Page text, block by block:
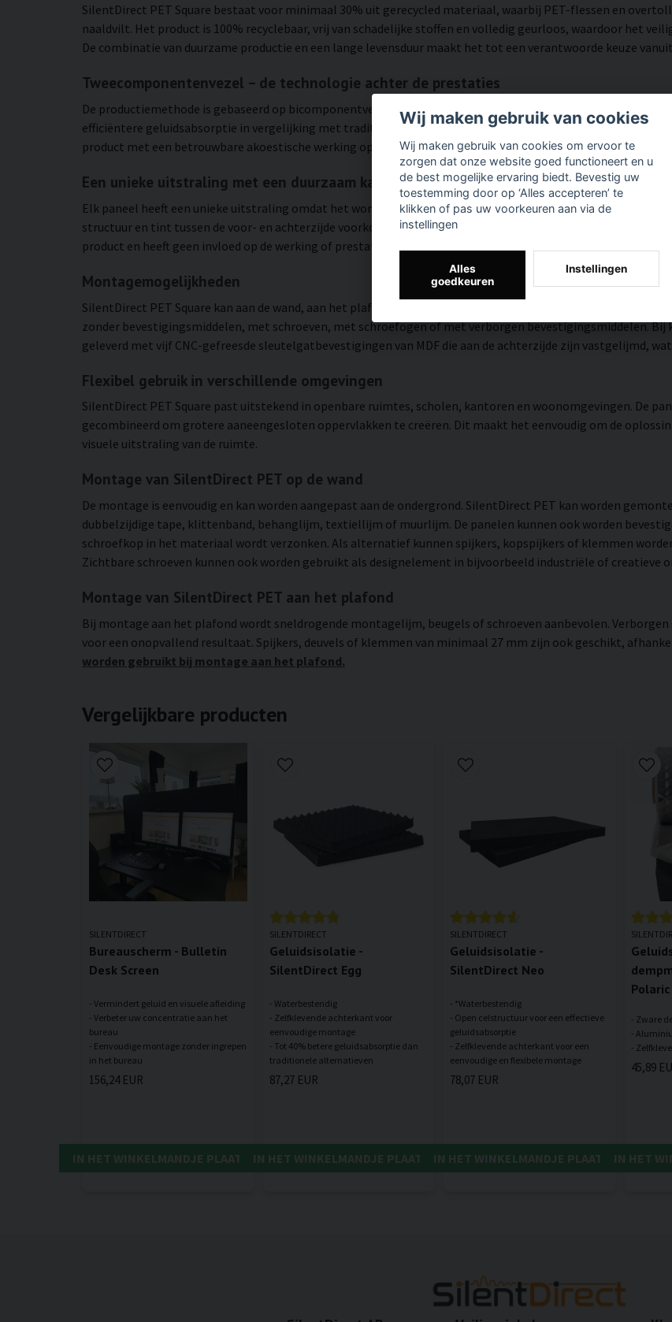
SilentDirect PET Square bestaat voor minimaal 30% uit gerecycled materiaal, waarbij PET-flessen en
naaldvilt. Het product is 100% recyclebaar, vrij van schadelijke stoffen en volledig geurloos, waardoor het
De combinatie van duurzame productie en een lange levensduur maakt het tot een verantwoorde keuze
Tweecomponentenvezel – de technologie achter de prestaties
De productiemethode is gebaseerd op bicomponentvezel, wat een meer open structuur creëert met een
efficiëntere geluidsabsorptie in vergelijking met traditioneel vormgeperst polyester. Het resultaat is een
product met een betrouwbare akoestische werking op de lange termijn.
Een unieke uitstraling met een duurzaam karakter
Elk paneel heeft een unieke uitstraling omdat het wordt vervaardigd uit gerecyclede materialen, zoals PET-
structuur en tint tussen de voor- en achterzijde voorkomen, wat elk paneel een eigen karakter geeft. Dit is
product en heeft geen invloed op de werking of prestaties ervan.
Montagemogelijkheden
SilentDirect PET Square kan aan de wand, aan het plafond of in een draagconstructie worden gemonteerd.
zonder bevestigingsmiddelen, met schroeven, met schroefogen of met verborgen bevestigingsmiddelen.
geleverd met vijf CNC-gefreesde sleutelgatbevestigingen van MDF die aan de achterzijde zijn vastgelijmd,
Flexibel gebruik in verschillende omgevingen
SilentDirect PET Square past uitstekend in openbare ruimtes, scholen, kantoren en woonomgevingen. De
gecombineerd om grotere aaneengesloten oppervlakken te creëren. Dit maakt het eenvoudig om de
visuele uitstraling van de ruimte.
Montage van SilentDirect PET op de wand
De montage is eenvoudig en kan worden aangepast aan de ondergrond. SilentDirect PET kan worden
dubbelzijdige tape, klittenband, behanglijm, textiellijm of muurlijm. De panelen kunnen ook worden
schroefkop in het materiaal wordt verzonken. Als alternatief kunnen spijkers, kopspijkers of klemmen
Zichtbare schroeven kunnen ook worden gebruikt als designelement in bijvoorbeeld industriële of creatieve
Montage van SilentDirect PET aan het plafond
Bij montage aan het plafond wordt sneldrogende montagelijm, beugels of schroeven aanbevolen.
voor een onopvallend resultaat. Spijkers, deuvels of klemmen van minimaal 27 mm zijn ook geschikt,
worden gebruikt bij montage aan het plafond.
Vergelijkbare producten
SILENTDIRECT
Bureauscherm - Bulletin
Desk Screen
- Vermindert geluid en visuele afleiding
- Verbeter uw concentratie aan het
bureau
- Eenvoudige montage zonder ingrepen
156,24 EUR
IN HET WINKELMANDJE PLAATSEN
SILENTDIRECT
Geluidsisolatie -
SilentDirect Egg
- Waterbestendig
- Zelfklevende achterkant voor
eenvoudige montage
- Tot 40% betere geluidsabsorptie dan
87,27 EUR
IN HET WINKELMANDJE PLAATSEN
SILENTDIRECT
Geluidsisolatie -
SilentDirect Neo
- *Waterbestendig
- Open celstructuur voor een effectieve
geluidsabsorptie
- Zelfklevende achterkant voor een
78,07 EUR
IN HET WINKELMANDJE PLAATSEN
Polaric
- Zware
-
45,89
IN HET
Wij maken gebruik van cookies
Wij maken gebruik van cookies om ervoor te
zorgen dat onze website goed functioneert en u
de best mogelijke ervaring biedt. Bevestig uw
toestemming door op ‘Alles accepteren’ te
klikken of pas uw voorkeuren aan via de
instellingen
Alles
goedkeuren
Instellingen